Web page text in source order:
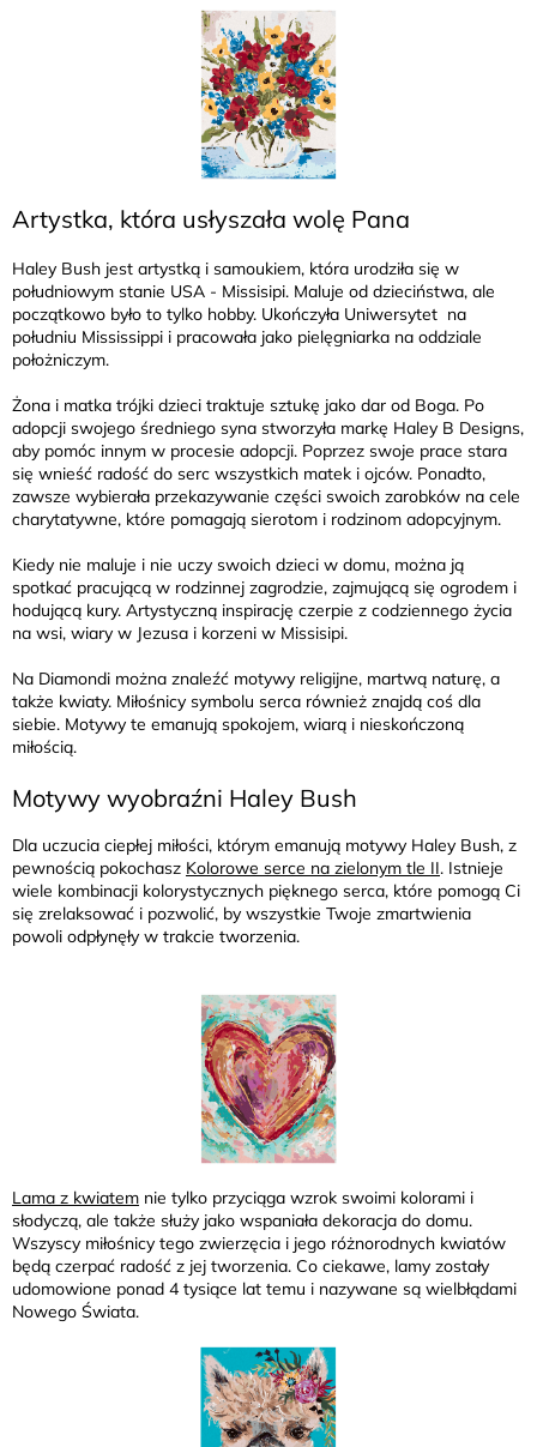
Artystka, która usłyszała wolę Pana
Haley Bush jest artystką i samoukiem, która urodziła się w
południowym stanie USA - Missisipi. Maluje od dzieciństwa, ale
początkowo było to tylko hobby. Ukończyła Uniwersytet na
południu Mississippi i pracowała jako pielęgniarka na oddziale
położniczym.
Żona i matka trójki dzieci traktuje sztukę jako dar od Boga. Po
adopcji swojego średniego syna stworzyła markę Haley B Designs,
aby pomóc innym w procesie adopcji. Poprzez swoje prace stara
się wnieść radość do serc wszystkich matek i ojców. Ponadto,
zawsze wybierała przekazywanie części swoich zarobków na cele
charytatywne, które pomagają sierotom i rodzinom adopcyjnym.
Kiedy nie maluje i nie uczy swoich dzieci w domu, można ją
spotkać pracującą w rodzinnej zagrodzie, zajmującą się ogrodem i
hodującą kury. Artystyczną inspirację czerpie z codziennego życia
na wsi, wiary w Jezusa i korzeni w Missisipi.
Na Diamondi można znaleźć motywy religijne, martwą naturę, a
także kwiaty. Miłośnicy symbolu serca również znajdą coś dla
siebie. Motywy te emanują spokojem, wiarą i nieskończoną
miłością.
Motywy wyobraźni Haley Bush
Dla uczucia ciepłej miłości, którym emanują motywy Haley Bush, z
pewnością pokochasz Kolorowe serce na zielonym tle II. Istnieje
wiele kombinacji kolorystycznych pięknego serca, które pomogą Ci
się zrelaksować i pozwolić, by wszystkie Twoje zmartwienia
powoli odpłynęły w trakcie tworzenia.
Lama z kwiatem nie tylko przyciąga wzrok swoimi kolorami i
słodyczą, ale także służy jako wspaniała dekoracja do domu.
Wszyscy miłośnicy tego zwierzęcia i jego różnorodnych kwiatów
będą czerpać radość z jej tworzenia. Co ciekawe, lamy zostały
udomowione ponad 4 tysiące lat temu i nazywane są wielbłądami
Nowego Świata.